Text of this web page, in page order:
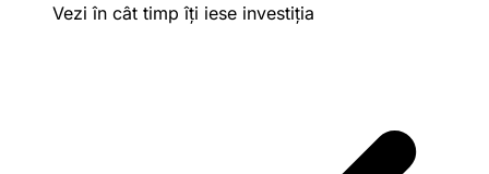
Vezi în cât timp îți iese investiția